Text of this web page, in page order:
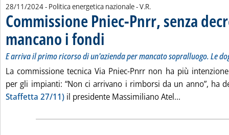
28/11/2024- Politica energetica nazionale -di:
V.R.
Commissione Pniec-Pnrr, senza
mancano i fondi
E arriva il primo ricorso di un'azienda per mancato sopralluogo. Le
La commissione tecnica Via Pniec-Pnrr non ha più
per gli impianti: “Non ci arrivano i rimborsi da un anno”, ha
Staffetta 27/11) il presidente Massimiliano Atel...